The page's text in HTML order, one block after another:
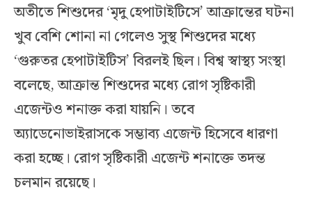
অতীতে শিশুদের ‘মৃদু হেপাটাইটিসে’ আক্রান্তের ঘটনা
খুব বেশি শোনা না গেলেও সুস্থ শিশুদের মধ্যে
‘গুরুতর হেপাটাইটিস’ বিরলই ছিল। বিশ্ব স্বাস্থ্য সংস্থা
বলেছে, আক্রান্ত শিশুদের মধ্যে রোগ সৃষ্টিকারী
এজেন্টও শনাক্ত করা যায়নি। তবে
অ্যাডেনোভাইরাসকে সম্ভাব্য এজেন্ট হিসেবে ধারণা
করা হচ্ছে। রোগ সৃষ্টিকারী এজেন্ট শনাক্তে তদন্ত
চলমান রয়েছে।